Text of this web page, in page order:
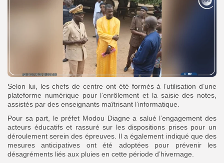
Selon lui, les chefs de centre ont été formés à l’utilisation d’une
plateforme numérique pour l’enrôlement et la saisie des notes,
assistés par des enseignants maîtrisant l’informatique.
Pour sa part, le préfet Modou Diagne a salué l’engagement des
acteurs éducatifs et rassuré sur les dispositions prises pour un
déroulement serein des épreuves. Il a également indiqué que des
mesures anticipatives ont été adoptées pour prévenir les
désagréments liés aux pluies en cette période d’hivernage.